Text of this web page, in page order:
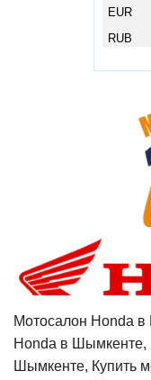
Мотосалон Honda
Honda в
Шымкенте, Купить